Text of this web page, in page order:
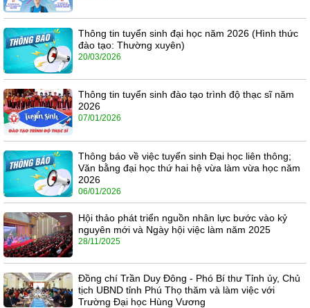
Thông tin tuyển sinh đại học năm 2026 (Hình thức
đào tạo: Thường xuyên)
20/03/2026
Thông tin tuyển sinh đào tạo trình độ thạc sĩ năm
2026
07/01/2026
Thông báo về việc tuyển sinh Đại học liên thông;
Văn bằng đại học thứ hai hệ vừa làm vừa học năm
2026
06/01/2026
Hội thảo phát triển nguồn nhân lực bước vào kỷ
nguyên mới và Ngày hội việc làm năm 2025
28/11/2025
Đồng chí Trần Duy Đông - Phó Bí thư Tỉnh ủy, Chủ
tịch UBND tỉnh Phú Thọ thăm và làm việc với
Trường Đại học Hùng Vương